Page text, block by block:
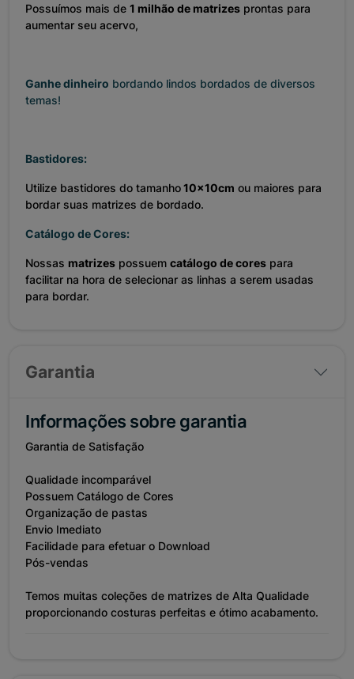
Possuímos mais de 1 milhão de matrizes prontas para
aumentar seu acervo,
Ganhe dinheiro bordando lindos bordados de diversos
temas!
Bastidores:
Utilize bastidores do tamanho10x10cm ou maiores para
bordar suas matrizes de bordado.
Catálogo de Cores:
Nossas matrizes possuem catálogo de cores para
facilitar na hora de selecionar as linhas a serem usadas
para bordar.
Garantia
Informações sobre garantia
Garantia de Satisfação
Qualidade incomparável
Possuem Catálogo de Cores
Organização de pastas
Envio Imediato
Facilidade para efetuar o Download
Pós-vendas
Temos muitas coleções de matrizes de Alta Qualidade
proporcionando costuras perfeitas e ótimo acabamento.